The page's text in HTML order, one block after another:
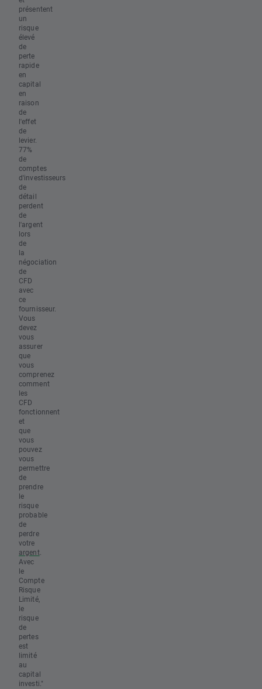
présentent
un
risque
élevé
de
perte
rapide
en
capital
en
raison
de
l'effet
de
levier.
77%
de
comptes
d'investisseurs
de
détail
perdent
de
l'argent
lors
de
la
négociation
de
CFD
avec
ce
fournisseur.
Vous
devez
vous
assurer
que
vous
comprenez
comment
les
CFD
fonctionnent
et
que
vous
pouvez
vous
permettre
de
prendre
le
risque
probable
de
perdre
votre
argent.
Avec
le
Compte
Risque
Limité,
le
risque
de
pertes
est
limité
au
capital
investi."